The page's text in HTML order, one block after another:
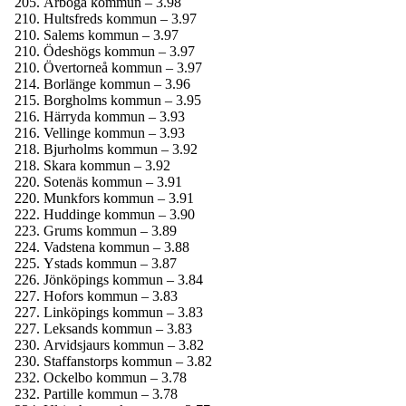
Hultsfreds kommun – 3.97
Salems kommun – 3.97
Ödeshögs kommun – 3.97
Övertorneå kommun – 3.97
Borlänge kommun – 3.96
Borgholms kommun – 3.95
Härryda kommun – 3.93
Vellinge kommun – 3.93
Bjurholms kommun – 3.92
Skara kommun – 3.92
Sotenäs kommun – 3.91
Munkfors kommun – 3.91
Huddinge kommun – 3.90
Grums kommun – 3.89
Vadstena kommun – 3.88
Ystads kommun – 3.87
Jönköpings kommun – 3.84
Hofors kommun – 3.83
Linköpings kommun – 3.83
Leksands kommun – 3.83
Arvidsjaurs kommun – 3.82
Staffanstorps kommun – 3.82
Ockelbo kommun – 3.78
Partille kommun – 3.78